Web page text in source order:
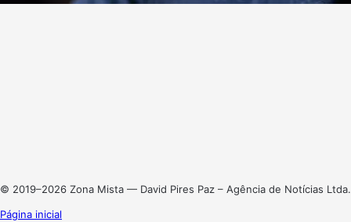
© 2019–2026 Zona Mista — David Pires Paz – Agência de Notícias Ltda.
Página inicial